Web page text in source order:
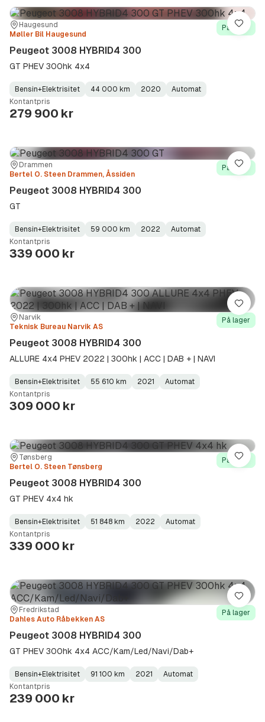
Sted:Haugesund
Forhandler:
Møller Bil Haugesund
På lager
Peugeot 3008 HYBRID4 300
GT PHEV 300hk 4x4
Fuel
Type:
Bensin+Elektrisitet
Kilometerstand: 44 000 km
Model
Year:
2020
Gearbox
Type:
Automat
Kontantpris
279 900 kr
Lagre
Sted:Drammen
Forhandler:
Bertel O. Steen Drammen, Åssiden
På lager
Peugeot 3008 HYBRID4 300
GT
Fuel
Type:
Bensin+Elektrisitet
Kilometerstand: 59 000 km
Model
Year:
2022
Gearbox
Type:
Automat
Kontantpris
339 000 kr
Lagre
Sted:Narvik
Forhandler:
Teknisk Bureau Narvik AS
På lager
Peugeot 3008 HYBRID4 300
ALLURE 4x4 PHEV 2022 | 300hk | ACC | DAB + | NAVI
Fuel
Type:
Bensin+Elektrisitet
Kilometerstand: 55 610 km
Model
Year:
2021
Gearbox
Type:
Automat
Kontantpris
309 000 kr
Lagre
Sted:Tønsberg
Forhandler:
Bertel O. Steen Tønsberg
På lager
Peugeot 3008 HYBRID4 300
GT PHEV 4x4 hk
Fuel
Type:
Bensin+Elektrisitet
Kilometerstand: 51 848 km
Model
Year:
2022
Gearbox
Type:
Automat
Kontantpris
339 000 kr
Lagre
Sted:Fredrikstad
Forhandler:
Dahles Auto Råbekken AS
På lager
Peugeot 3008 HYBRID4 300
GT PHEV 300hk 4x4 ACC/Kam/Led/Navi/Dab+
Fuel
Type:
Bensin+Elektrisitet
Kilometerstand: 91 100 km
Model
Year:
2021
Gearbox
Type:
Automat
Kontantpris
239 000 kr
Lagre